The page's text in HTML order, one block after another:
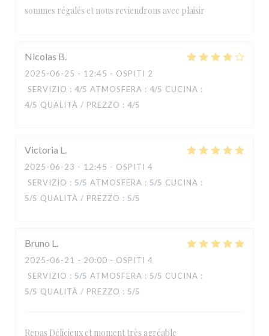
sommes régalés et nous reviendrons avec plaisir
Nicolas B
2025-06-25 - 12:45 - OSPITI 2
SERVIZIO : 4/5 ATMOSFERA : 4/5 CUCINA :
4/5 QUALITÀ / PREZZO : 4/5
Victoria L
2025-06-23 - 12:45 - OSPITI 4
SERVIZIO : 5/5 ATMOSFERA : 5/5 CUCINA :
5/5 QUALITÀ / PREZZO : 5/5
Bruno L
2025-06-21 - 20:00 - OSPITI 4
SERVIZIO : 5/5 ATMOSFERA : 5/5 CUCINA :
5/5 QUALITÀ / PREZZO : 5/5
Repas Délicieux et moment très agréable
MANA'O